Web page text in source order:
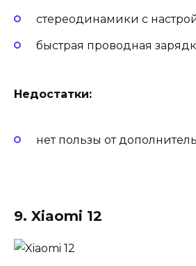
стереодинамики с
быстрая проводная
Недостатки:
нет пользы от
9. Xiaomi 12